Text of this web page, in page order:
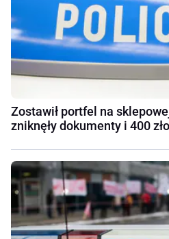
Zostawił portfel na
zniknęły dokumenty i 400